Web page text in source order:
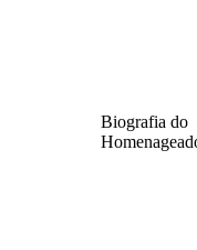
Biografia do